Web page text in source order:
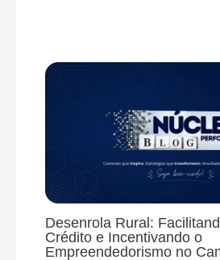
Desenrola Rural:
Crédito e Incentivando o
Empreendedorismo no